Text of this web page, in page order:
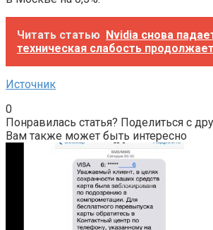
Читать статью Nvidia снова
техническая слабость
Источник
0
Понравилась статья? Поделиться с
Вам также может быть интересно